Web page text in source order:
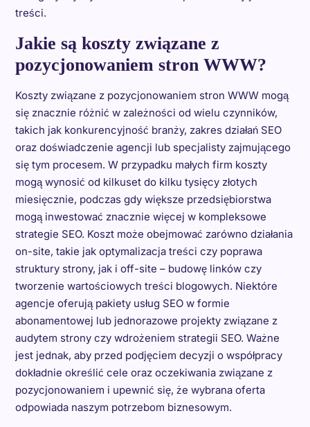
treści.
Jakie są koszty związane z
pozycjonowaniem stron WWW?
Koszty związane z pozycjonowaniem stron WWW mogą
się znacznie różnić w zależności od wielu czynników,
takich jak konkurencyjność branży, zakres działań SEO
oraz doświadczenie agencji lub specjalisty zajmującego
się tym procesem. W przypadku małych firm koszty
mogą wynosić od kilkuset do kilku tysięcy złotych
miesięcznie, podczas gdy większe przedsiębiorstwa
mogą inwestować znacznie więcej w kompleksowe
strategie SEO. Koszt może obejmować zarówno działania
on-site, takie jak optymalizacja treści czy poprawa
struktury strony, jak i off-site – budowę linków czy
tworzenie wartościowych treści blogowych. Niektóre
agencje oferują pakiety usług SEO w formie
abonamentowej lub jednorazowe projekty związane z
audytem strony czy wdrożeniem strategii SEO. Ważne
jest jednak, aby przed podjęciem decyzji o współpracy
dokładnie określić cele oraz oczekiwania związane z
pozycjonowaniem i upewnić się, że wybrana oferta
odpowiada naszym potrzebom biznesowym.